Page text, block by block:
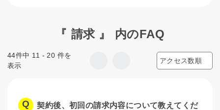
『 請求 』 内のFAQ
44件中 11 - 20 件を
表示
契約後、初回の請求内容について教えてくだ